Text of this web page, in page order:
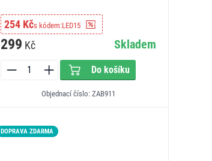
254 Kčs kódem:LED15
299 Kč Skladem
Do košíku
Objednací číslo: ZAB911
DOPRAVA ZDARMA